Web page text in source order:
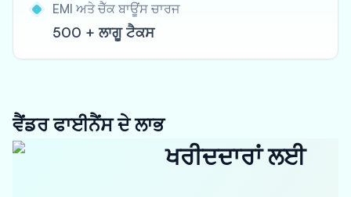
EMI ਅਤੇ ਚੈੱਕ ਬਾਊਂਸ ਚਾਰਜ
500 + ਲਾਗੂ ਟੈਕਸ
ਵੈਂਡਰ ਫਾਈਨੈਂਸ ਦੇ ਲਾਭ
ਖਰੀਦਦਾਰਾਂ ਲਈ